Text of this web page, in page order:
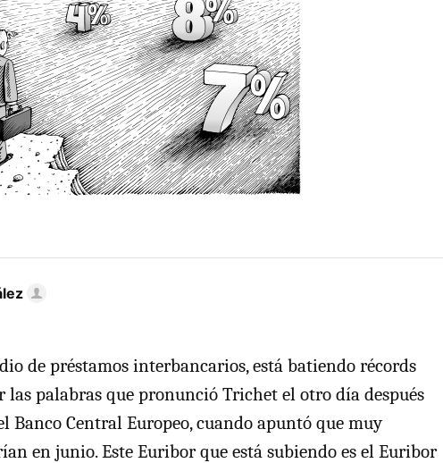
de préstamos interbancarios, está batiendo récords
palabras que pronunció Trichet el otro día después
Banco Central Europeo, cuando apuntó que muy
en junio. Este Euribor que está subiendo es el Euribor